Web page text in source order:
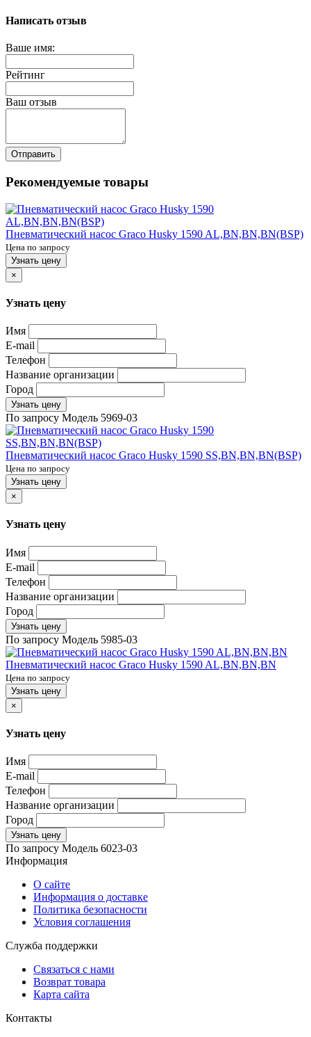
Написать отзыв
Ваше имя:
Рейтинг
Ваш отзыв
Отправить
Рекомендуемые товары
Пневматический насос Graco Husky 1590 AL,BN,BN,BN(BSP)
Цена по запросу
Узнать цену
×
Узнать цену
Имя
E-mail
Телефон
Название организации
Город
Узнать цену
По запросу Модель 5969-03
Пневматический насос Graco Husky 1590 SS,BN,BN,BN(BSP)
Цена по запросу
Узнать цену
×
Узнать цену
Имя
E-mail
Телефон
Название организации
Город
Узнать цену
По запросу Модель 5985-03
Пневматический насос Graco Husky 1590 AL,BN,BN,BN
Цена по запросу
Узнать цену
×
Узнать цену
Имя
E-mail
Телефон
Название организации
Город
Узнать цену
По запросу Модель 6023-03
Информация
О сайте
Информация о доставке
Политика безопасности
Условия соглашения
Служба поддержки
Связаться с нами
Возврат товара
Карта сайта
Контакты